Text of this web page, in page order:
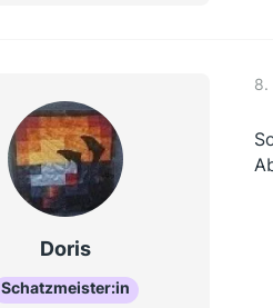
Doris
Schatzmeister:in
8.